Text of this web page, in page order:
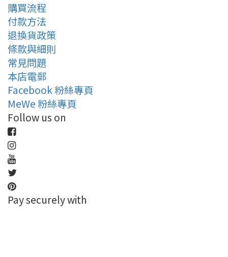
購買流程
付款方法
退換貨政策
條款與細則
常見問題
本店電郵
Facebook 粉絲專頁
MeWe 粉絲專頁
Follow us on
Pay securely with